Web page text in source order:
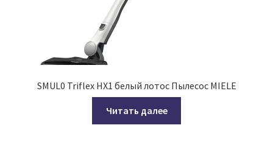
SMUL0 Triflex HX1 белый лотос Пылесос MIELE
Читать далее